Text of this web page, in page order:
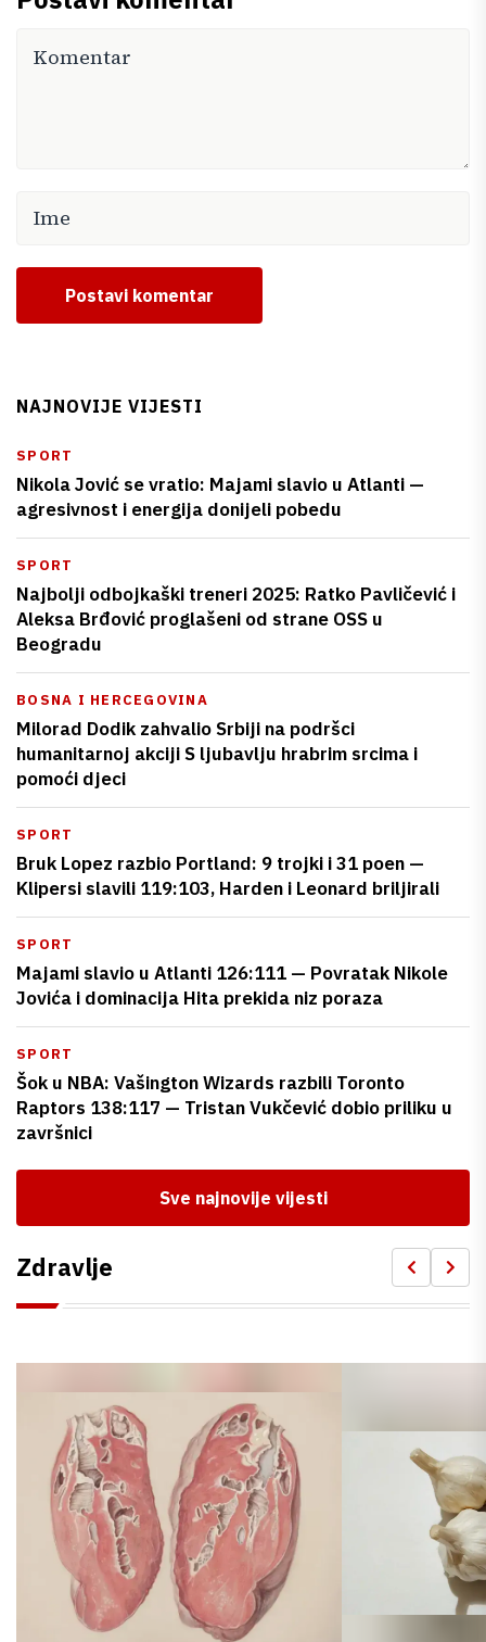
Postavi komentar
NAJNOVIJE VIJESTI
SPORT
Nikola Jović se vratio: Majami slavio u Atlanti —
agresivnost i energija donijeli pobedu
SPORT
Najbolji odbojkaški treneri 2025: Ratko Pavličević i
Aleksa Brđović proglašeni od strane OSS u
Beogradu
BOSNA I HERCEGOVINA
Milorad Dodik zahvalio Srbiji na podršci
humanitarnoj akciji S ljubavlju hrabrim srcima i
pomoći djeci
SPORT
Bruk Lopez razbio Portland: 9 trojki i 31 poen —
Klipersi slavili 119:103, Harden i Leonard briljirali
SPORT
Majami slavio u Atlanti 126:111 — Povratak Nikole
Jovića i dominacija Hita prekida niz poraza
SPORT
Šok u NBA: Vašington Wizards razbili Toronto
Raptors 138:117 — Tristan Vukčević dobio priliku u
završnici
Sve najnovije vijesti
Zdravlje